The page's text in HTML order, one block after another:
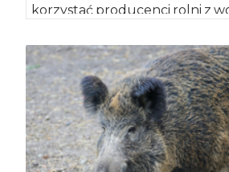
korzystać producenci rolni z
mazurskiego i lubelskiego,